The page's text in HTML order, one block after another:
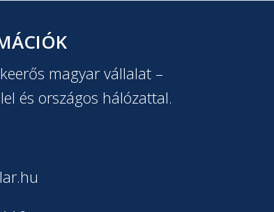
magyar vállalat –
és országos hálózattal.